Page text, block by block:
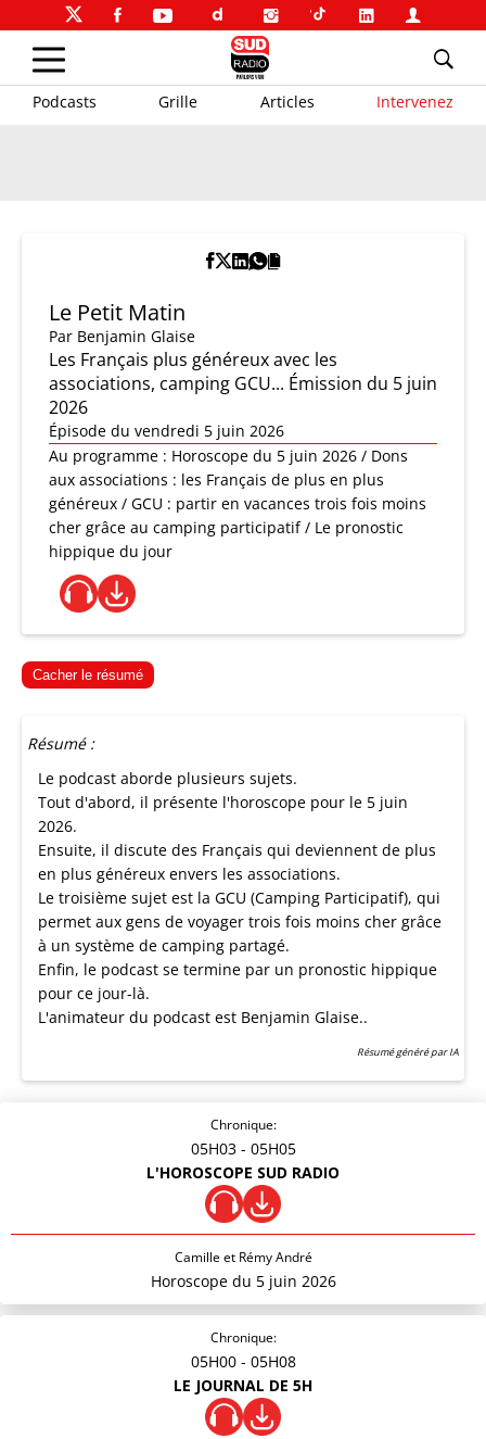
Podcasts Grille Articles Intervenez
Le Petit Matin
Par Benjamin Glaise
Les Français plus généreux avec les
associations, camping GCU... Émission du 5 juin
2026
Épisode du vendredi 5 juin 2026
Au programme : Horoscope du 5 juin 2026 / Dons
aux associations : les Français de plus en plus
généreux / GCU : partir en vacances trois fois moins
cher grâce au camping participatif / Le pronostic
hippique du jour
Cacher le résumé
Résumé :
Le podcast aborde plusieurs sujets.
Tout d'abord, il présente l'horoscope pour le 5 juin
2026.
Ensuite, il discute des Français qui deviennent de plus
en plus généreux envers les associations.
Le troisième sujet est la GCU (Camping Participatif), qui
permet aux gens de voyager trois fois moins cher grâce
à un système de camping partagé.
Enfin, le podcast se termine par un pronostic hippique
pour ce jour-là.
L'animateur du podcast est Benjamin Glaise..
Résumé généré par IA
Chronique:
05H03 - 05H05
L'HOROSCOPE SUD RADIO
Camille et Rémy André
Horoscope du 5 juin 2026
Chronique:
05H00 - 05H08
LE JOURNAL DE 5H